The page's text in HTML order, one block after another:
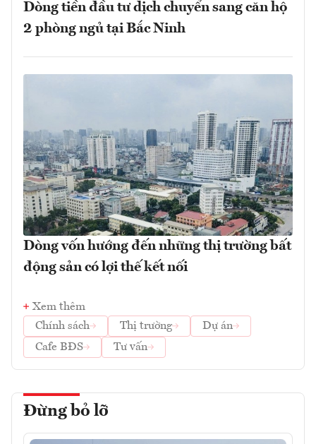
Dòng tiền đầu tư dịch chuyển sang căn hộ
2 phòng ngủ tại Bắc Ninh
Dòng vốn hướng đến những thị trường bất
động sản có lợi thế kết nối
Xem thêm
Chính sách
Thị trường
Dự án
Cafe BĐS
Tư vấn
Đừng bỏ lỡ